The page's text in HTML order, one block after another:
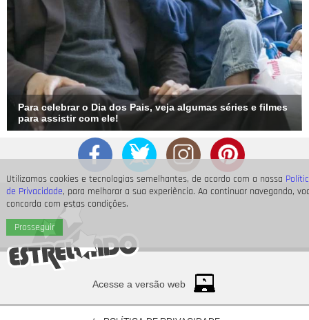
Utilizamos cookies e tecnologias semelhantes, de acordo com a nossa
de Privacidade, para melhorar a sua experiência. Ao continuar navegando,
concorda com estas condições.
Prosseguir
Para celebrar o Dia dos Pais, veja algumas séries e filmes
para assistir com ele!
Acesse a versão web